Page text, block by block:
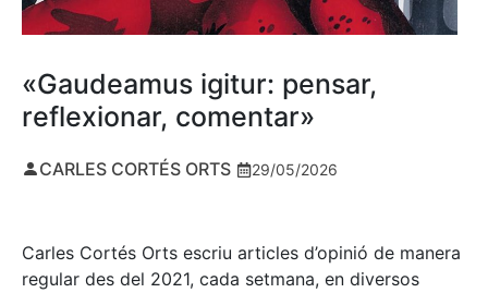
«Gaudeamus igitur: pensar,
reflexionar, comentar»
CARLES CORTÉS ORTS 29/05/2026
Carles Cortés Orts escriu articles d’opinió de manera
regular des del 2021, cada setmana, en diversos